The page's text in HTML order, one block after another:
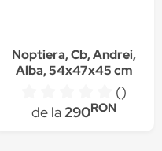
Noptiera, Cb, Andrei,
Alba, 54x47x45 cm
()
de la290RON